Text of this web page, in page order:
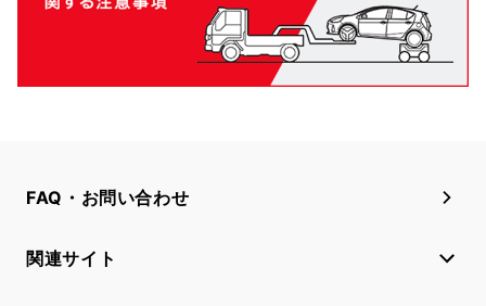
FAQ・お問い合わせ
関連サイト